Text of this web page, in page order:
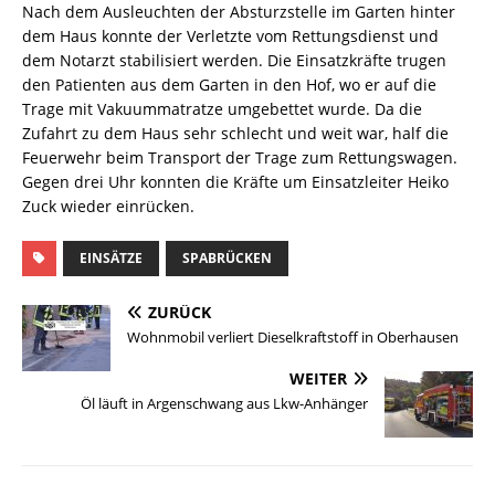
Nach dem Ausleuchten der Absturzstelle im Garten hinter
dem Haus konnte der Verletzte vom Rettungsdienst und
dem Notarzt stabilisiert werden. Die Einsatzkräfte trugen
den Patienten aus dem Garten in den Hof, wo er auf die
Trage mit Vakuummatratze umgebettet wurde. Da die
Zufahrt zu dem Haus sehr schlecht und weit war, half die
Feuerwehr beim Transport der Trage zum Rettungswagen.
Gegen drei Uhr konnten die Kräfte um Einsatzleiter Heiko
Zuck wieder einrücken.
EINSÄTZE SPABRÜCKEN
ZURÜCK
Wohnmobil verliert Dieselkraftstoff in Oberhausen
WEITER
Öl läuft in Argenschwang aus Lkw-Anhänger